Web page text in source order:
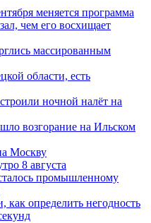
меняется программа
чем его восхищает
массированным
области, есть
ночной налёт на
возгорание на Ильском
Москву
8 августа
промышленному
как определить негодность